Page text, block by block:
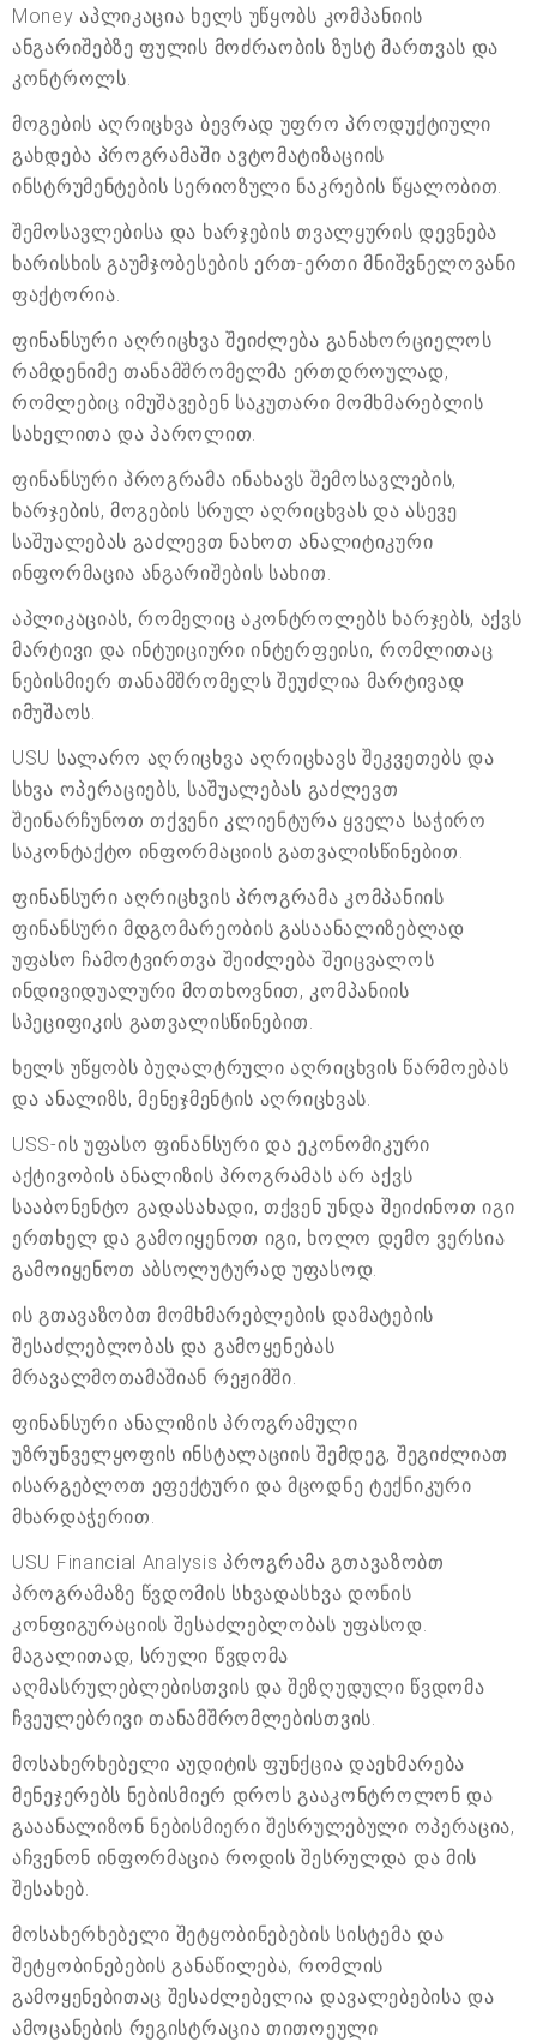
Money აპლიკაცია ხელს უწყობს კომპანიის
ანგარიშებზე ფულის მოძრაობის ზუსტ მართვას და
კონტროლს.
მოგების აღრიცხვა ბევრად უფრო პროდუქტიული
გახდება პროგრამაში ავტომატიზაციის
ინსტრუმენტების სერიოზული ნაკრების წყალობით.
შემოსავლებისა და ხარჯების თვალყურის დევნება
ხარისხის გაუმჯობესების ერთ-ერთი მნიშვნელოვანი
ფაქტორია.
ფინანსური აღრიცხვა შეიძლება განახორციელოს
რამდენიმე თანამშრომელმა ერთდროულად,
რომლებიც იმუშავებენ საკუთარი მომხმარებლის
სახელითა და პაროლით.
ფინანსური პროგრამა ინახავს შემოსავლების,
ხარჯების, მოგების სრულ აღრიცხვას და ასევე
საშუალებას გაძლევთ ნახოთ ანალიტიკური
ინფორმაცია ანგარიშების სახით.
აპლიკაციას, რომელიც აკონტროლებს ხარჯებს, აქვს
მარტივი და ინტუიციური ინტერფეისი, რომლითაც
ნებისმიერ თანამშრომელს შეუძლია მარტივად
იმუშაოს.
USU სალარო აღრიცხვა აღრიცხავს შეკვეთებს და
სხვა ოპერაციებს, საშუალებას გაძლევთ
შეინარჩუნოთ თქვენი კლიენტურა ყველა საჭირო
საკონტაქტო ინფორმაციის გათვალისწინებით.
ფინანსური აღრიცხვის პროგრამა კომპანიის
ფინანსური მდგომარეობის გასაანალიზებლად
უფასო ჩამოტვირთვა შეიძლება შეიცვალოს
ინდივიდუალური მოთხოვნით, კომპანიის
სპეციფიკის გათვალისწინებით.
ხელს უწყობს ბუღალტრული აღრიცხვის წარმოებას
და ანალიზს, მენეჯმენტის აღრიცხვას.
USS-ის უფასო ფინანსური და ეკონომიკური
აქტივობის ანალიზის პროგრამას არ აქვს
სააბონენტო გადასახადი, თქვენ უნდა შეიძინოთ იგი
ერთხელ და გამოიყენოთ იგი, ხოლო დემო ვერსია
გამოიყენოთ აბსოლუტურად უფასოდ.
ის გთავაზობთ მომხმარებლების დამატების
შესაძლებლობას და გამოყენებას
მრავალმოთამაშიან რეჟიმში.
ფინანსური ანალიზის პროგრამული
უზრუნველყოფის ინსტალაციის შემდეგ, შეგიძლიათ
ისარგებლოთ ეფექტური და მცოდნე ტექნიკური
მხარდაჭერით.
USU Financial Analysis პროგრამა გთავაზობთ
პროგრამაზე წვდომის სხვადასხვა დონის
კონფიგურაციის შესაძლებლობას უფასოდ.
მაგალითად, სრული წვდომა
აღმასრულებლებისთვის და შეზღუდული წვდომა
ჩვეულებრივი თანამშრომლებისთვის.
მოსახერხებელი აუდიტის ფუნქცია დაეხმარება
მენეჯერებს ნებისმიერ დროს გააკონტროლონ და
გააანალიზონ ნებისმიერი შესრულებული ოპერაცია,
აჩვენონ ინფორმაცია როდის შესრულდა და მის
შესახებ.
მოსახერხებელი შეტყობინებების სისტემა და
შეტყობინებების განაწილება, რომლის
გამოყენებითაც შესაძლებელია დავალებებისა და
ამოცანების რეგისტრაცია თითოეული